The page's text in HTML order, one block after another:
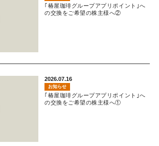
｢椿屋珈琲グループアプリポイント｣へ
の交換をご希望の株主様へ②
2026.07.16
お知らせ
｢椿屋珈琲グループアプリポイント｣へ
の交換をご希望の株主様へ①